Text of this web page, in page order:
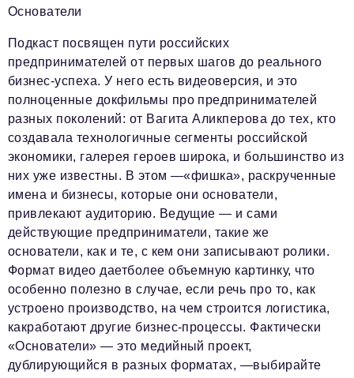
Основатели
Подкаст посвящен пути российских
предпринимателей от первых шагов до реального
бизнес-успеха. У него есть видеоверсия, и это
полноценные докфильмы про предпринимателей
разных поколений: от Вагита Аликперова до тех, кто
создавала технологичные сегменты российской
экономики, галерея героев широка, и большинство из
них уже известны. В этом —«фишка», раскрученные
имена и бизнесы, которые они основатели,
привлекают аудиторию. Ведущие — и сами
действующие предприниматели, такие же
основатели, как и те, с кем они записывают ролики.
Формат видео даетболее объемную картинку, что
особенно полезно в случае, если речь про то, как
устроено производство, на чем строится логистика,
какработают другие бизнес-процессы. Фактически
«Основатели» — это медийный проект,
дублирующийся в разных форматах, —выбирайте